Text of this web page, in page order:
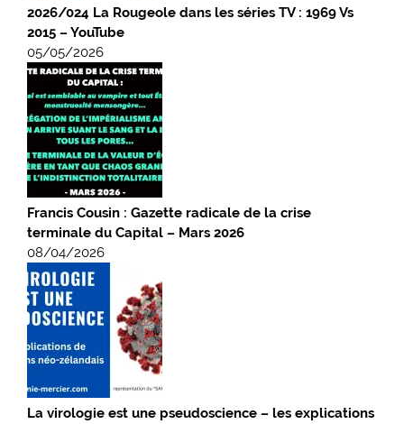
2026/024 La Rougeole dans les séries TV : 1969 Vs
2015 – YouTube
05/05/2026
Francis Cousin : Gazette radicale de la crise
terminale du Capital – Mars 2026
08/04/2026
La virologie est une pseudoscience – les explications